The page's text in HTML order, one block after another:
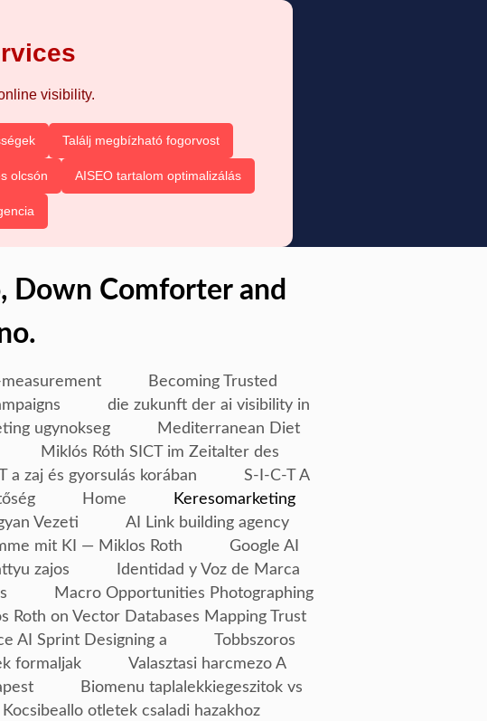
visibility.
Találj megbízható fogorvost
olcsón AISEO tartalom optimalizálás
Down Comforter and
Becoming Trusted
die zukunft der ai visibility in
ugynokseg
Mediterranean Diet
Miklós Róth SICT im Zeitalter des
a zaj és gyorsulás korában
S-I-C-T A
Home
Keresomarketing
Vezeti
AI Link building agency
mit KI — Miklos Roth
Google AI
zajos
Identidad y Voz de Marca
Macro Opportunities Photographing
Roth on Vector Databases Mapping Trust
AI Sprint Designing a
Tobbszoros
formaljak
Valasztasi harcmezo A
Biomenu taplalekkiegeszitok vs
Kocsibeallo otletek csaladi hazakhoz